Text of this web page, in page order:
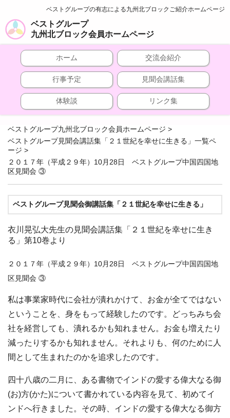
ベストグループの有志による九州北ブロックご紹介ホームページ
ベストグループ
九州北ブロック会員ホームページ
ホーム 交流会紹介
行事予定 見聞会講話集
体験談 リンク集
ベストグループ九州北ブロック会員ホームページ >
ベストグループ見聞会講話集「２１世紀を幸せに生きる」一覧ペ
ージ >
２０１７年（平成２９年）10月28日 ベストグループ中国四国地
区見聞会 ③
ベストグループ見聞会御講話集「２１世紀を幸せに生きる」
衣川晃弘大先生の見聞会講話集「２１世紀を幸せに生き
る」第10巻より
２０１７年（平成２９年）10月28日 ベストグループ中国四国地
区見聞会 ③
私は事業家時代に会社が潰れかけて、お金が全てではない
ということを、身をもって経験したのです。どっちみち会
社を経営しても、潰れるかも知れません。お金も増えたり
減ったりするかも知れません。それよりも、何のために人
間として生まれたのかを追求したのです。
四十八歳の二月に、ある書物でインドの愛する偉大なる御
(お)方(かた)について書かれている内容を見て、初めてイ
ンドへ行きました。その時、インドの愛する偉大なる御方